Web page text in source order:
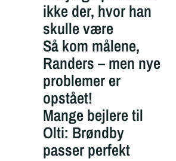
ikke der, hvor han
skulle være
Så kom målene,
Randers – men nye
problemer er
opstået!
Mange bejlere til
Olti: Brøndby
passer perfekt